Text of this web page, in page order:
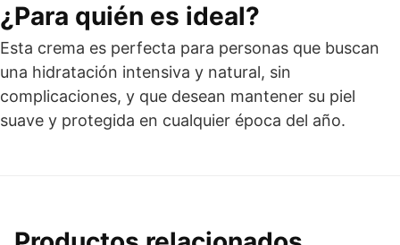
¿Para quién es ideal?
Esta crema es perfecta para personas que buscan
una hidratación intensiva y natural, sin
complicaciones, y que desean mantener su piel
suave y protegida en cualquier época del año.